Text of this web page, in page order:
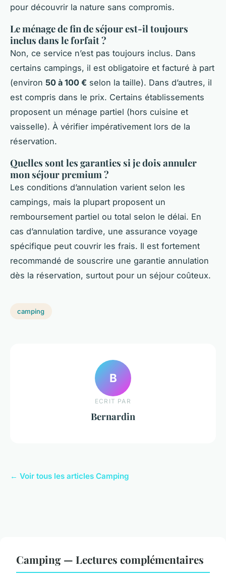
pour découvrir la nature sans compromis.
Le ménage de fin de séjour est-il toujours
inclus dans le forfait ?
Non, ce service n’est pas toujours inclus. Dans
certains campings, il est obligatoire et facturé à part
(environ 50 à 100 € selon la taille). Dans d’autres, il
est compris dans le prix. Certains établissements
proposent un ménage partiel (hors cuisine et
vaisselle). À vérifier impérativement lors de la
réservation.
Quelles sont les garanties si je dois annuler
mon séjour premium ?
Les conditions d’annulation varient selon les
campings, mais la plupart proposent un
remboursement partiel ou total selon le délai. En
cas d’annulation tardive, une assurance voyage
spécifique peut couvrir les frais. Il est fortement
recommandé de souscrire une garantie annulation
dès la réservation, surtout pour un séjour coûteux.
camping
B
ECRIT PAR
Bernardin
← Voir tous les articles Camping
Camping — Lectures complémentaires